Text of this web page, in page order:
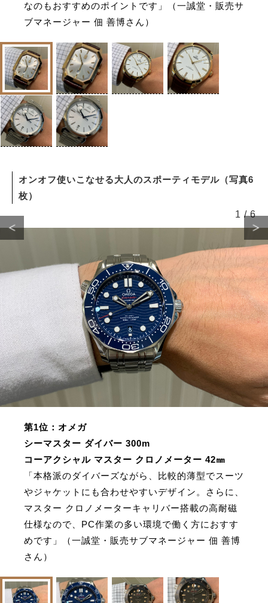
なのもおすすめのポイントです」（一誠堂・販売サ
ブマネージャー 佃 善博さん）
オンオフ使いこなせる大人のスポーティモデル（写真6
枚）
第1位：オメガ
シーマスター ダイバー 300m
コーアクシャル マスター クロノメーター 42㎜
「本格派のダイバーズながら、比較的薄型でスーツ
やジャケットにも合わせやすいデザイン。さらに、
マスター クロノメーターキャリバー搭載の高耐磁
仕様なので、PC作業の多い環境で働く方におすす
めです」（一誠堂・販売サブマネージャー 佃 善博
さん）
1 /6